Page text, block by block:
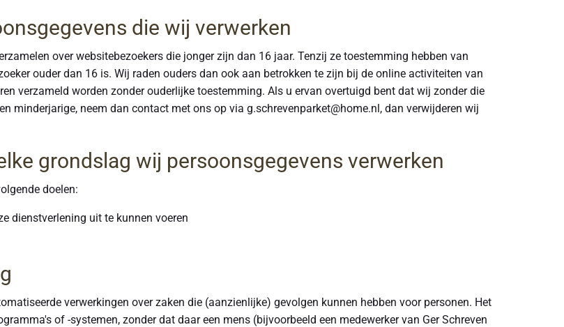
die wij verwerken
over websitebezoekers die jonger zijn dan 16 jaar. Tenzij ze toestemming hebben van
ouder dan 16 is. Wij raden ouders dan ook aan betrokken te zijn bij de online activiteiten van
verzameld worden zonder ouderlijke toestemming. Als u ervan overtuigd bent dat wij zonder die
minderjarige, neem dan contact met ons op via g.schrevenparket@home.nl, dan verwijderen wij
grondslag wij persoonsgegevens verwerken
doelen:
dienstverlening uit te kunnen voeren
verwerkingen over zaken die (aanzienlijke) gevolgen kunnen hebben voor personen. Het
of -systemen, zonder dat daar een mens (bijvoorbeeld een medewerker van Ger Schreven